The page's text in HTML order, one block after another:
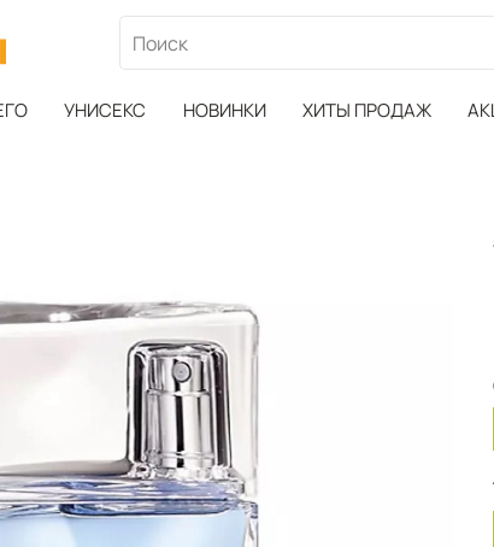
УНИСЕКС НОВИНКИ ХИТЫ ПРОДАЖ